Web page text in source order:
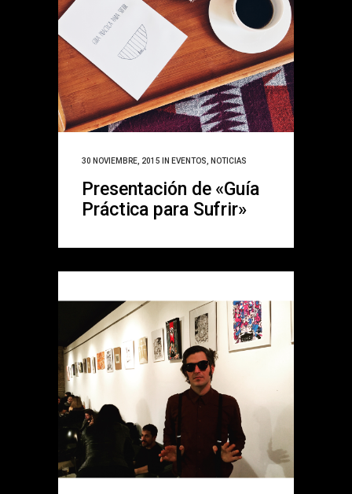
30 NOVIEMBRE, 2015 IN EVENTOS NOTICIAS
Presentación de «Guía
Práctica para Sufrir»